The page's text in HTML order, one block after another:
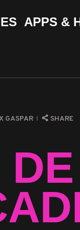
APPS &
GASPAR SHARE
DE